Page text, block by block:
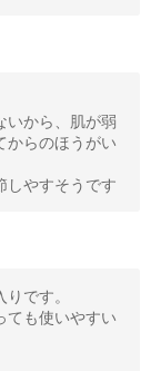
いから、肌が弱
からのほうがい
しやすそうです
です。
ても使いやすい